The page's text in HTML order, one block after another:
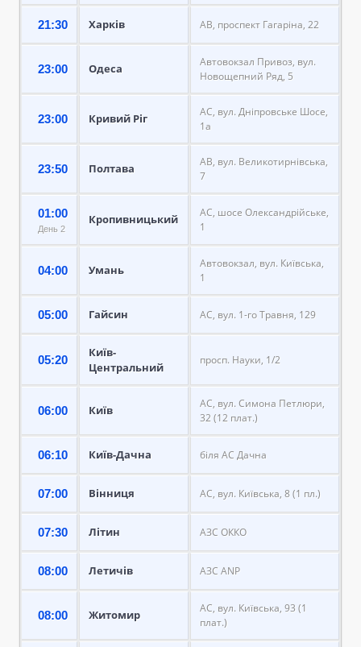
21:30 Харків АВ, проспект Гагаріна, 22
23:00 Одеса
Автовокзал Привоз, вул.
Новощепний Ряд, 5
23:00 Кривий Ріг
АС, вул. Дніпровське Шосе,
1а
23:50 Полтава
АВ, вул. Великотирнівська,
7
01:00
День 2
Кропивницький
АС, шосе Олександрійське,
1
04:00 Умань
Автовокзал, вул. Київська,
1
05:00 Гайсин АС, вул. 1-го Травня, 129
05:20
Київ-
Центральний
просп. Науки, 1/2
06:00 Київ
АС, вул. Симона Петлюри,
32 (12 плат.)
06:10 Київ-Дачна біля АС Дачна
07:00 Вінниця АС, вул. Київська, 8 (1 пл.)
07:30 Літин АЗС ОККО
08:00 Летичів АЗС ANP
08:00 Житомир
АС, вул. Київська, 93 (1
плат.)